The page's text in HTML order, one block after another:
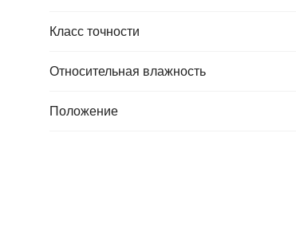
Класс точности
Относительная влажность
Положение